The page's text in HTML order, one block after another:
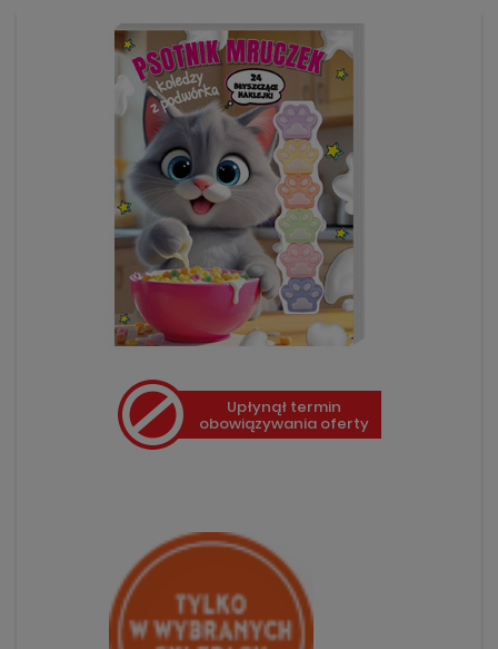
Upłynął termin
obowiązywania oferty